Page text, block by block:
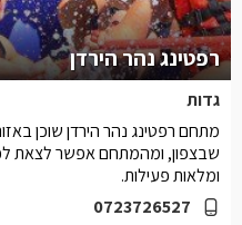
רפטינג נהר הירדן
גדות
0723726527
מתחם רפטינג נהר הירדן שוכן
שבצפון, ומהמתחם אפשר לצאת
ומלאות פעילות.